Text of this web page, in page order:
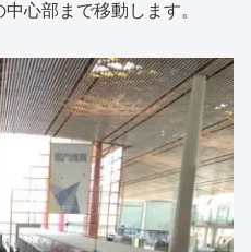
心部まで移動します。